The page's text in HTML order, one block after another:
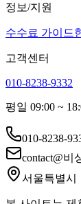
정보/지원
수수료 가이드
고객센터
010-8238-9332
평일 09:00 ~
010-8238-
contact@비
서울특별시